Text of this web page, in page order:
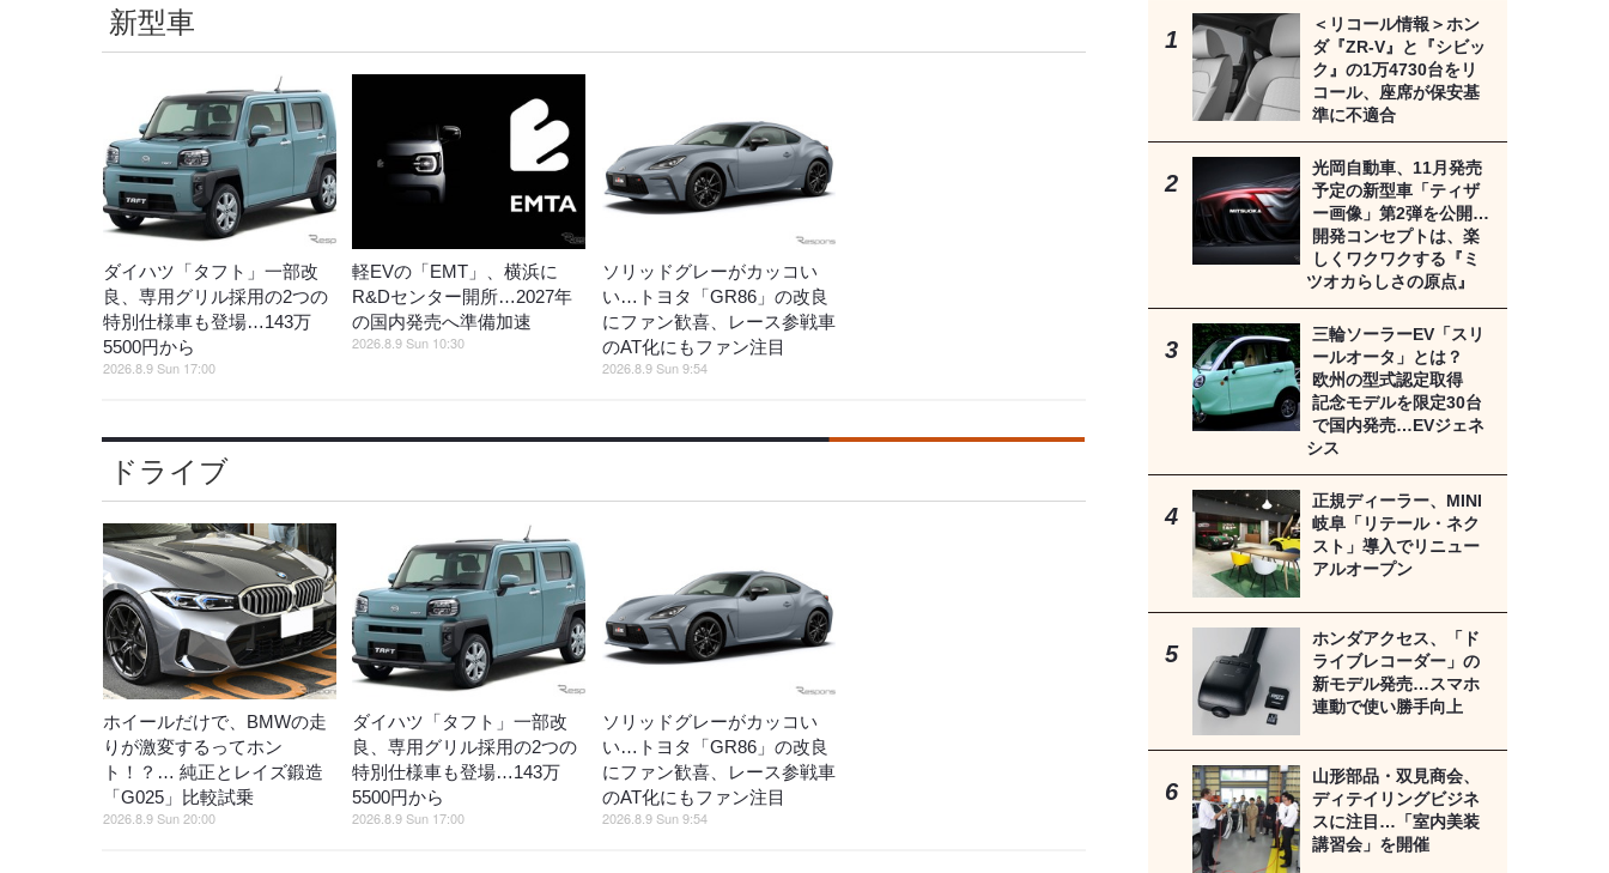
新型車
ダイハツ「タフト」一部改
良、専用グリル採用の2つの
特別仕様車も登場…143万
5500円から
2026.8.9 Sun 17:00
軽EVの「EMT」、横浜に
R&Dセンター開所…2027年
の国内発売へ準備加速
2026.8.9 Sun 10:30
ソリッドグレーがカッコい
い…トヨタ「GR86」の改良
にファン歓喜、レース参戦車
のAT化にもファン注目
2026.8.9 Sun 9:54
ドライブ
ホイールだけで、BMWの走
りが激変するってホン
ト！？… 純正とレイズ鍛造
「G025」比較試乗
2026.8.9 Sun 20:00
ダイハツ「タフト」一部改
良、専用グリル採用の2つの
特別仕様車も登場…143万
5500円から
2026.8.9 Sun 17:00
ソリッドグレーがカッコい
い…トヨタ「GR86」の改良
にファン歓喜、レース参戦車
のAT化にもファン注目
2026.8.9 Sun 9:54
＜リコール情報＞ホン
ダ『ZR-V』と『シビッ
ク』の1万4730台をリ
コール、座席が保安基
準に不適合
光岡自動車、11月発売
予定の新型車「ティザ
ー画像」第2弾を公開…
開発コンセプトは、楽
しくワクワクする『ミ
ツオカらしさの原点』
三輪ソーラーEV「スリ
ールオータ」とは？
欧州の型式認定取得
記念モデルを限定30台
で国内発売…EVジェネ
シス
正規ディーラー、MINI
岐阜「リテール・ネク
スト」導入でリニュー
アルオープン
ホンダアクセス、「ド
ライブレコーダー」の
新モデル発売…スマホ
連動で使い勝手向上
山形部品・双見商会、
ディテイリングビジネ
スに注目…「室内美装
講習会」を開催